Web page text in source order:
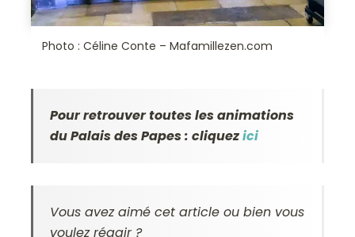
Photo : Céline Conte – Mafamillezen.com
Pour retrouver toutes les animations
du Palais des Papes : cliquezici
Vous avez aimé cet article ou bien vous
voulez réagir ?